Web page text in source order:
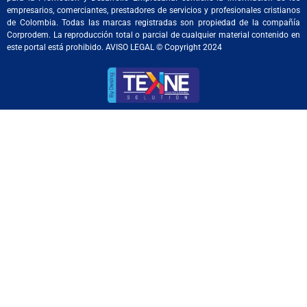
empresarios, comerciantes, prestadores de servicios y profesionales cristianos
de Colombia. Todas las marcas registradas son propiedad de la compañía
Corprodem. La reproducción total o parcial de cualquier material contenido en
este portal está prohibido. AVISO LEGAL © Copyright 2024